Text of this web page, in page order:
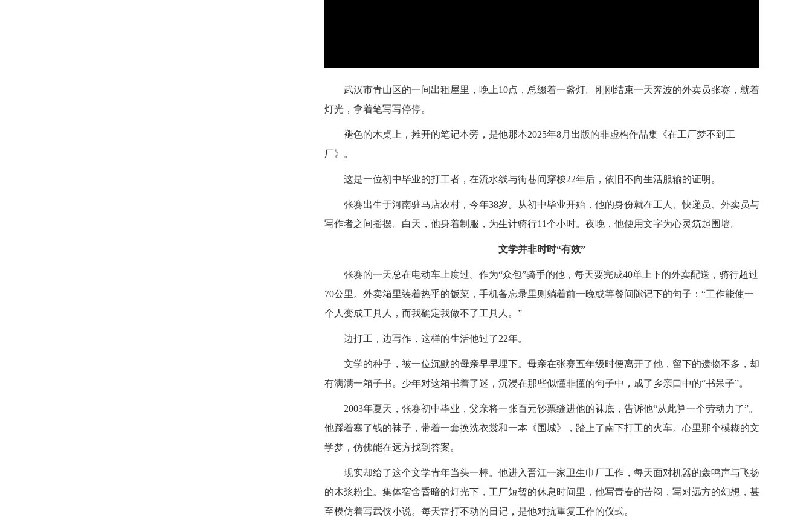
武汉市青山区的一间出租屋里，晚上10点，总缀着一盏灯。刚刚结束一天奔波的外卖员张赛，就着
灯光，拿着笔写写停停。
褪色的木桌上，摊开的笔记本旁，是他那本2025年8月出版的非虚构作品集《在工厂梦不到工
厂》。
这是一位初中毕业的打工者，在流水线与街巷间穿梭22年后，依旧不向生活服输的证明。
张赛出生于河南驻马店农村，今年38岁。从初中毕业开始，他的身份就在工人、快递员、外卖员与
写作者之间摇摆。白天，他身着制服，为生计骑行11个小时。夜晚，他便用文字为心灵筑起围墙。
文学并非时时“有效”
张赛的一天总在电动车上度过。作为“众包”骑手的他，每天要完成40单上下的外卖配送，骑行超过
70公里。外卖箱里装着热乎的饭菜，手机备忘录里则躺着前一晚或等餐间隙记下的句子：“工作能使一
个人变成工具人，而我确定我做不了工具人。”
边打工，边写作，这样的生活他过了22年。
文学的种子，被一位沉默的母亲早早埋下。母亲在张赛五年级时便离开了他，留下的遗物不多，却
有满满一箱子书。少年对这箱书着了迷，沉浸在那些似懂非懂的句子中，成了乡亲口中的“书呆子”。
2003年夏天，张赛初中毕业，父亲将一张百元钞票缝进他的袜底，告诉他“从此算一个劳动力了”。
他踩着塞了钱的袜子，带着一套换洗衣裳和一本《围城》，踏上了南下打工的火车。心里那个模糊的文
学梦，仿佛能在远方找到答案。
现实却给了这个文学青年当头一棒。他进入晋江一家卫生巾厂工作，每天面对机器的轰鸣声与飞扬
的木浆粉尘。集体宿舍昏暗的灯光下，工厂短暂的休息时间里，他写青春的苦闷，写对远方的幻想，甚
至模仿着写武侠小说。每天雷打不动的日记，是他对抗重复工作的仪式。